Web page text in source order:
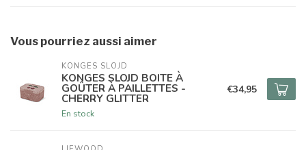
Vous pourriez aussi aimer
KONGES SLOJD
KONGES SLOJD BOITE À
GOÛTER À PAILLETTES -
CHERRY GLITTER
En stock
€34,95